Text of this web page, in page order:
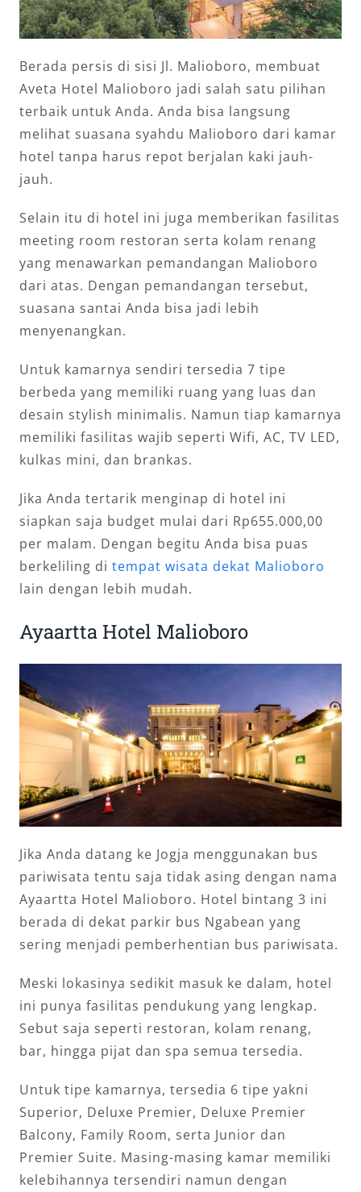
Berada persis di sisi Jl. Malioboro, membuat
Aveta Hotel Malioboro jadi salah satu pilihan
terbaik untuk Anda. Anda bisa langsung
melihat suasana syahdu Malioboro dari kamar
hotel tanpa harus repot berjalan kaki jauh-
jauh.
Selain itu di hotel ini juga memberikan fasilitas
meeting room restoran serta kolam renang
yang menawarkan pemandangan Malioboro
dari atas. Dengan pemandangan tersebut,
suasana santai Anda bisa jadi lebih
menyenangkan.
Untuk kamarnya sendiri tersedia 7 tipe
berbeda yang memiliki ruang yang luas dan
desain stylish minimalis. Namun tiap kamarnya
memiliki fasilitas wajib seperti Wifi, AC, TV LED,
kulkas mini, dan brankas.
Jika Anda tertarik menginap di hotel ini
siapkan saja budget mulai dari Rp655.000,00
per malam. Dengan begitu Anda bisa puas
berkeliling di tempat wisata dekat Malioboro
lain dengan lebih mudah.
Ayaartta Hotel Malioboro
Jika Anda datang ke Jogja menggunakan bus
pariwisata tentu saja tidak asing dengan nama
Ayaartta Hotel Malioboro. Hotel bintang 3 ini
berada di dekat parkir bus Ngabean yang
sering menjadi pemberhentian bus pariwisata.
Meski lokasinya sedikit masuk ke dalam, hotel
ini punya fasilitas pendukung yang lengkap.
Sebut saja seperti restoran, kolam renang,
bar, hingga pijat dan spa semua tersedia.
Untuk tipe kamarnya, tersedia 6 tipe yakni
Superior, Deluxe Premier, Deluxe Premier
Balcony, Family Room, serta Junior dan
Premier Suite. Masing-masing kamar memiliki
kelebihannya tersendiri namun dengan